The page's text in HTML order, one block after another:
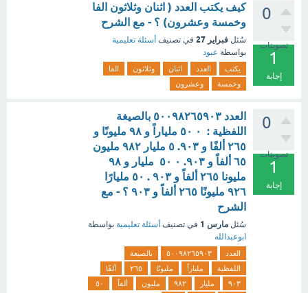
0
تصويتات
1
إجابة
كيف يكتب العدد ( اثنان وثلاثون الفا
وخمسة وعشرون) ؟ - مع الشرح
سُئل فبراير 27 في تصنيف أسئلة تعليمية
بواسطة عبود
يكتب العدد اثنان وثلاثون
الفا
وخمسة
وعشرون
0
تصويتات
1
إجابة
العدد ٥٠٠٩٨٢٦٥٩٠٣ بالصيغة
اللفظية : ۰ ٥٠ ملياراً و ٩٨ مليونًا و
٢٦٥ ألفًا و ٩٠٣. ٥ ملیار ۹۸۲ مليون
٦٥ ألفاً و ٩٠٣. ۰ ٥٠ ملیار و ٩٨
مليونا ٢٦٥ ألفاً و ٩٠٣ . ٥٠ مليارًا
٩٢٦ مليونًا ٢٦٥ ألفاً و ٩٠٣ ؟ - مع
الشرح
سُئل مارس 1 في تصنيف أسئلة تعليمية بواسطة
ابوعبدالله
العدد ٥٠٠٩٨٢٦٥٩٠٣
بالصيغة
اللفظية
ملياراً مليونًا ٢٦٥
ألفًا
٩٠٣
ملیار ۹۸۲ مليون ألفاً
٥٠